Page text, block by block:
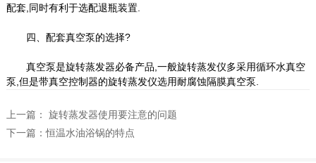
配套,同时有利于选配退瓶装置.
四、配套真空泵的选择?
真空泵是旋转蒸发器必备产品,一般旋转蒸发仪多采用循环水真空
泵,但是带真空控制器的旋转蒸发仪选用耐腐蚀隔膜真空泵.
上一篇：
旋转蒸发器使用要注意的问题
下一篇：恒温水油浴锅的特点